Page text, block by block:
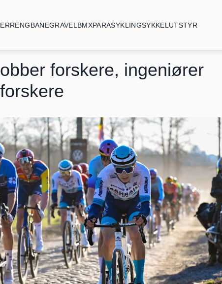
BANEGRAVEL BMXPARASYKLINGSYKKELUTSTYR
forskere, ingeniører